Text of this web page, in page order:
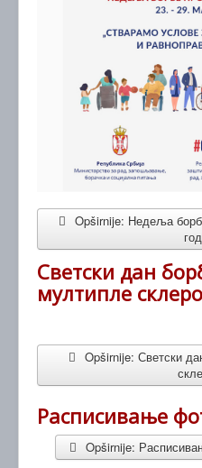
Opširnije: Недеља
Светски дан
мултипле
Opširnije: Светски
Расписивање
Opširnije: